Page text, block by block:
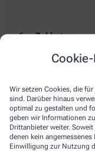
Wir setzen Cookies, die
sind. Darüber hinaus
optimal zu gestalten und
geben wir Informationen
Drittanbieter weiter.
denen kein
Einwilligung zur Nutzung
Zahlarten
Bar oder mit einer
Lieferarten
Abholung in